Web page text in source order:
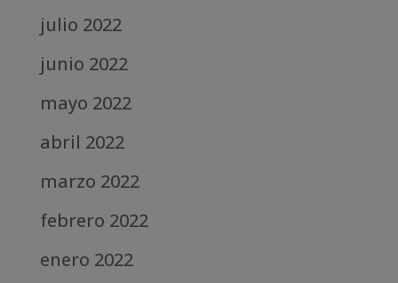
julio 2022
junio 2022
mayo 2022
abril 2022
marzo 2022
febrero 2022
enero 2022